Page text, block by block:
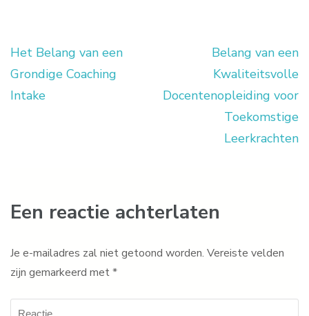
Berichtnavigatie
Het Belang van een
Grondige Coaching
Intake
Belang van een
Kwaliteitsvolle
Docentenopleiding voor
Toekomstige
Leerkrachten
Een reactie achterlaten
Je e-mailadres zal niet getoond worden. Vereiste velden
zijn gemarkeerd met*
Reactie